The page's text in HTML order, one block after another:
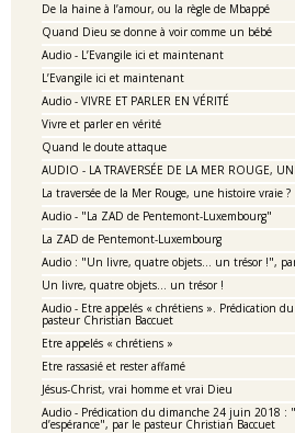
De la haine à l’amour, ou la règle de Mbappé
Quand Dieu se donne à voir comme un bébé
Audio - L’Evangile ici et maintenant
L’Evangile ici et maintenant
Audio - VIVRE ET PARLER EN VÉRITÉ
Vivre et parler en vérité
Quand le doute attaque
AUDIO - LA TRAVERSÉE DE LA MER ROUGE,
La traversée de la Mer Rouge, une histoire vraie ?
Audio - "La ZAD de Pentemont-Luxembourg"
La ZAD de Pentemont-Luxembourg
Audio : "Un livre, quatre objets… un trésor !",
Un livre, quatre objets… un trésor !
Audio - Etre appelés « chrétiens ». Prédication
pasteur Christian Baccuet
Etre appelés « chrétiens »
Etre rassasié et rester affamé
Jésus-Christ, vrai homme et vrai Dieu
Audio - Prédication du dimanche 24 juin 2018 :
d’espérance", par le pasteur Christian Baccuet